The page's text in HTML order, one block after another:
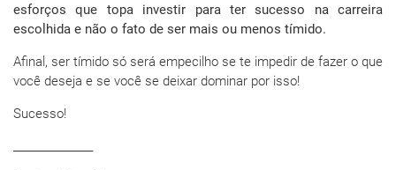
esforços que topa investir para ter sucesso na carreira
escolhida e não o fato de ser mais ou menos tímido.
Afinal, ser tímido só será empecilho se te impedir de fazer o que
você deseja e se você se deixar dominar por isso!
Sucesso!